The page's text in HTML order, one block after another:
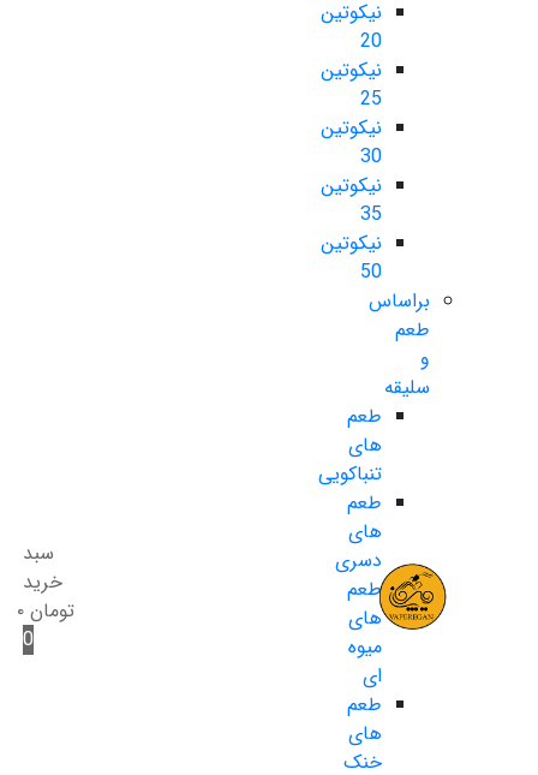
نیکوتین
20
نیکوتین
25
نیکوتین
30
نیکوتین
35
نیکوتین
50
براساس
طعم
و
سلیقه
طعم
های
تنباکویی
طعم
های
دسری
طعم
های
میوه
ای
طعم
های
خنک
سبد
خرید
تومان ۰
0